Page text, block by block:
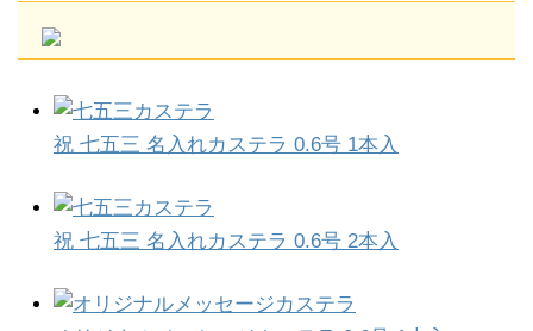
祝 七五三 名入れカステラ 0.6号 1本入
祝 七五三 名入れカステラ 0.6号 2本入